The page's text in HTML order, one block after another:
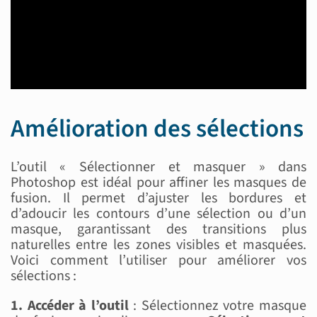
Amélioration des sélections
L’outil « Sélectionner et masquer » dans
Photoshop est idéal pour affiner les masques de
fusion. Il permet d’ajuster les bordures et
d’adoucir les contours d’une sélection ou d’un
masque, garantissant des transitions plus
naturelles entre les zones visibles et masquées.
Voici comment l’utiliser pour améliorer vos
sélections :
1. Accéder à l’outil: Sélectionnez votre masque